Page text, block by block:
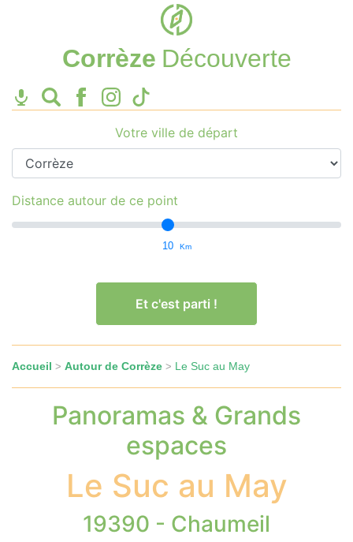
Corrèze Découverte
Votre ville de départ
Distance autour de ce point
10 Km
Et c'est parti !
Accueil > Autour de Corrèze > Le Suc au May
Panoramas & Grands
espaces
Le Suc au May
19390 - Chaumeil